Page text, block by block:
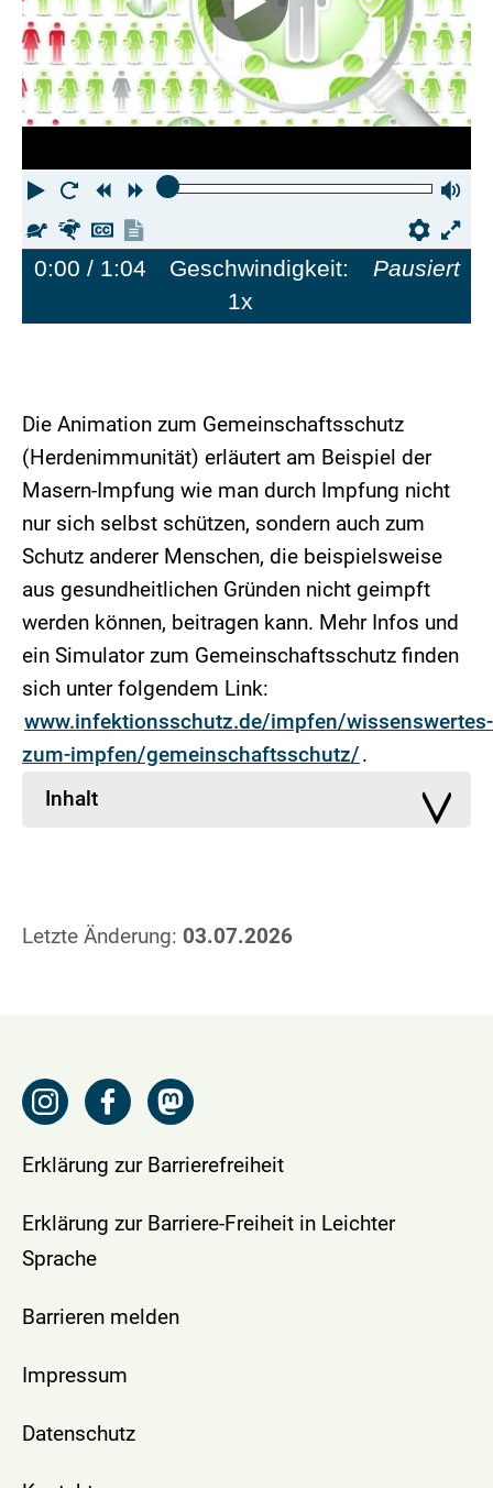
Abspielen
Neustart
ZurückVorwärts
Langsamer
SchnellerUntertitel
ausblenden
anzeigen
0:00 / 1:04
Geschwindigkeit:
1x
Pausiert
Die Animation zum Gemeinschaftsschutz
(Herdenimmunität) erläutert am Beispiel der
Masern-Impfung wie man durch Impfung nicht
nur sich selbst schützen, sondern auch zum
Schutz anderer Menschen, die beispielsweise
aus gesundheitlichen Gründen nicht geimpft
werden können, beitragen kann. Mehr Infos und
ein Simulator zum Gemeinschaftsschutz finden
sich unter folgendem Link:
www.infektionsschutz.de/impfen/wissenswertes-
zum-impfen/gemeinschaftsschutz/.
Inhalt
Letzte Änderung: 03.07.2026
Erklärung zur Barrierefreiheit
Erklärung zur Barriere-Freiheit in Leichter
Sprache
Barrieren melden
Impressum
Datenschutz